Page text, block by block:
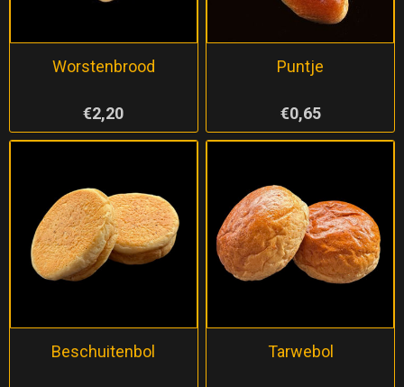
Worstenbrood
€2,20
Puntje
€0,65
Beschuitenbol Tarwebol